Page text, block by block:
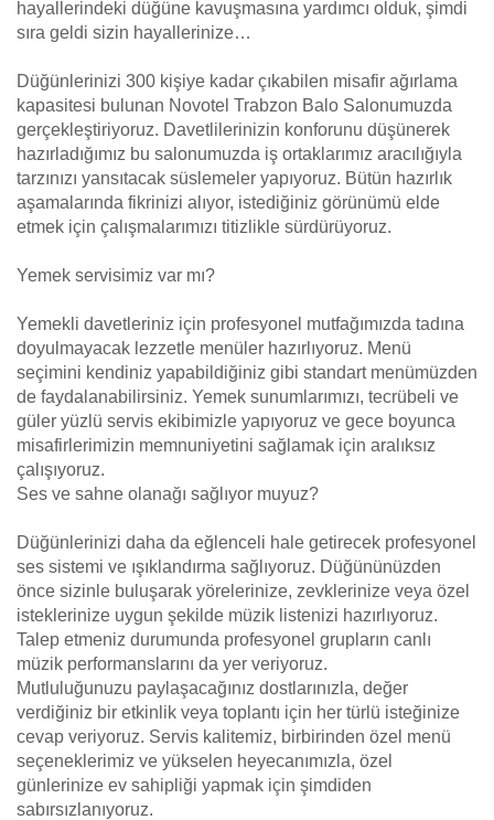
hayallerindeki düğüne kavuşmasına yardımcı olduk, şimdi
sıra geldi sizin hayallerinize…
Düğünlerinizi 300 kişiye kadar çıkabilen misafir ağırlama
kapasitesi bulunan Novotel Trabzon Balo Salonumuzda
gerçekleştiriyoruz. Davetlilerinizin konforunu düşünerek
hazırladığımız bu salonumuzda iş ortaklarımız aracılığıyla
tarzınızı yansıtacak süslemeler yapıyoruz. Bütün hazırlık
aşamalarında fikrinizi alıyor, istediğiniz görünümü elde
etmek için çalışmalarımızı titizlikle sürdürüyoruz.
Yemek servisimiz var mı?
Yemekli davetleriniz için profesyonel mutfağımızda tadına
doyulmayacak lezzetle menüler hazırlıyoruz. Menü
seçimini kendiniz yapabildiğiniz gibi standart menümüzden
de faydalanabilirsiniz. Yemek sunumlarımızı, tecrübeli ve
güler yüzlü servis ekibimizle yapıyoruz ve gece boyunca
misafirlerimizin memnuniyetini sağlamak için aralıksız
çalışıyoruz.
Ses ve sahne olanağı sağlıyor muyuz?
Düğünlerinizi daha da eğlenceli hale getirecek profesyonel
ses sistemi ve ışıklandırma sağlıyoruz. Düğününüzden
önce sizinle buluşarak yörelerinize, zevklerinize veya özel
isteklerinize uygun şekilde müzik listenizi hazırlıyoruz.
Talep etmeniz durumunda profesyonel grupların canlı
müzik performanslarını da yer veriyoruz.
Mutluluğunuzu paylaşacağınız dostlarınızla, değer
verdiğiniz bir etkinlik veya toplantı için her türlü isteğinize
cevap veriyoruz. Servis kalitemiz, birbirinden özel menü
seçeneklerimiz ve yükselen heyecanımızla, özel
günlerinize ev sahipliği yapmak için şimdiden
sabırsızlanıyoruz.